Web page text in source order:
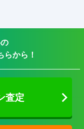
らから！
査定